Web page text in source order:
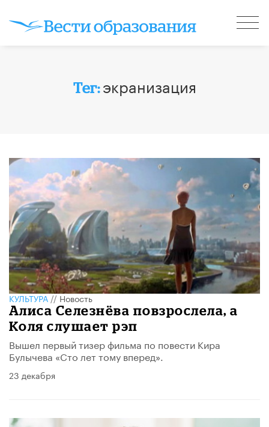
Тег:экранизация
КУЛЬТУРА//Новость
Алиса Селезнёва повзрослела, а
Коля слушает рэп
Вышел первый тизер фильма по повести Кира
Булычева «Сто лет тому вперед».
23 декабря